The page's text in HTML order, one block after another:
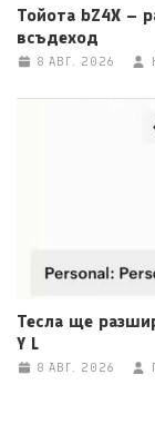
Тойота bZ4X –
всъдеход
8 АВГ. 2026
Тесла ще
Y L
8 АВГ. 2026